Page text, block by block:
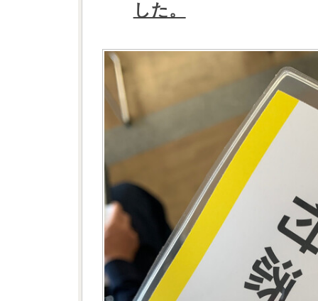
した。